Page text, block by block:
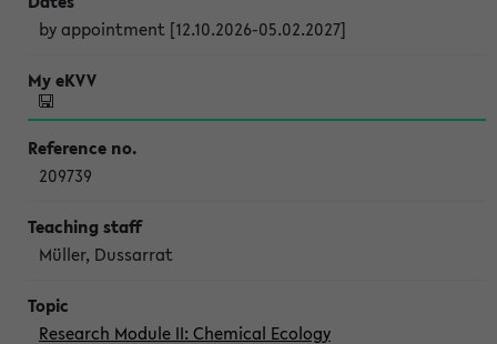
by appointment [12.10.2026-05.02.2027]
209739
Müller, Dussarrat
Research Module II: Chemical Ecology